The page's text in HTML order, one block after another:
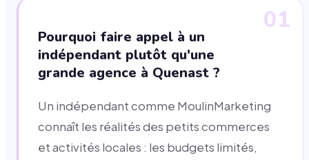
01
Pourquoi faire appel à un
indépendant plutôt qu'une
grande agence à Quenast ?
Un indépendant comme MoulinMarketing
connaît les réalités des petits commerces
et activités locales : les budgets limités,